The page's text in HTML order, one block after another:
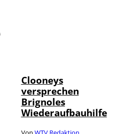
Clooneys
versprechen
Brignoles
Wiederaufbauhilfe